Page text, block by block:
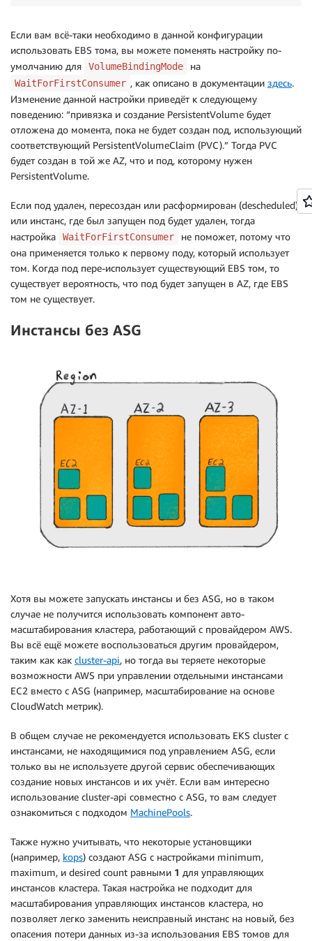
Если вам всё-таки необходимо в данной конфигурации
использовать EBS тома, вы можете поменять настройку по-
умолчанию для
VolumeBindingMode на
WaitForFirstConsumer , как описано в документации здесь.
Изменение данной настройки приведёт к следующему
поведению: “привязка и создание PersistentVolume будет
отложена до момента, пока не будет создан под, использующий
соответствующий PersistentVolumeClaim (PVC).” Тогда PVC
будет создан в той же AZ, что и под, которому нужен
PersistentVolume.
Если под удален, пересоздан или расформирован (descheduled),
или инстанс, где был запущен под будет удален, тогда
настройка
WaitForFirstConsumer
не поможет, потому что
она применяется только к первому поду, который использует
том. Когда под пере-использует существующий EBS том, то
существует вероятность, что под будет запущен в AZ, где EBS
том не существует.
Инстансы без ASG
Хотя вы можете запускать инстансы и без ASG, но в таком
случае не получится использовать компонент авто-
масштабирования кластера, работающий с провайдером AWS.
Вы всё ещё можете воспользоваться другим провайдером,
таким как как cluster-api, но тогда вы теряете некоторые
возможности AWS при управлении отдельными инстансами
EC2 вместо с ASG (например, масштабирование на основе
CloudWatch метрик).
В общем случае не рекомендуется использовать EKS cluster с
инстансами, не находящимися под управлением ASG, если
только вы не используете другой сервис обеспечивающих
создание новых инстансов и их учёт. Если вам интересно
использование cluster-api совместно с ASG, то вам следует
ознакомиться с подходом MachinePools.
Также нужно учитывать, что некоторые установщики
(например, kops) создают ASG с настройками minimum,
maximum, и desired count равными 1 для управляющих
инстансов кластера. Такая настройка не подходит для
масштабирования управляющих инстансов кластера, но
позволяет легко заменить неисправный инстанс на новый, без
опасения потери данных из-за использования EBS томов для